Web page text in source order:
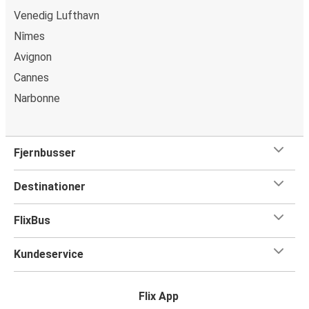
Venedig Lufthavn
Nîmes
Avignon
Cannes
Narbonne
Fjernbusser
Destinationer
FlixBus
Kundeservice
Flix App